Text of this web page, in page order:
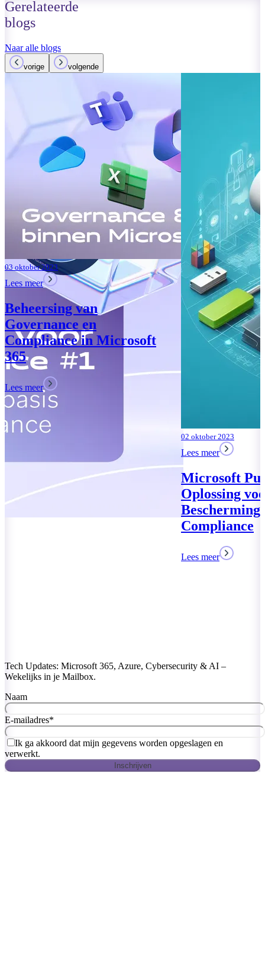
Gerelateerde
blogs
Naar alle blogs
vorige volgende
Microsoft Purview: Uw
Oplossing voor Data
Teams: Wat
Tech Updates: Microsoft 365, Azure, Cybersecurity & AI –
Wekelijks in je Mailbox.
Naam
E-mailadres*
Ik ga akkoord dat mijn gegevens worden opgeslagen en
verwerkt.
Inschrijven